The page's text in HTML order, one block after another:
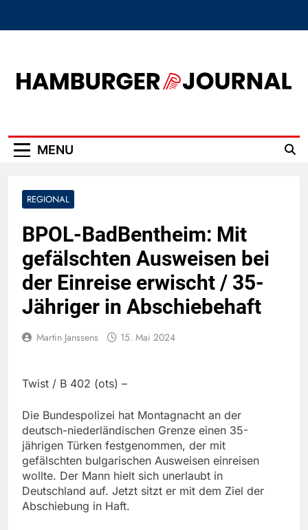
MENU
REGIONAL
BPOL-BadBentheim: Mit
gefälschten Ausweisen bei
der Einreise erwischt / 35-
Jähriger in Abschiebehaft
Martin Janssens 15. Mai 2024
Twist / B 402 (ots) –
Die Bundespolizei hat Montagnacht an der
deutsch-niederländischen Grenze einen 35-
jährigen Türken festgenommen, der mit
gefälschten bulgarischen Ausweisen einreisen
wollte. Der Mann hielt sich unerlaubt in
Deutschland auf. Jetzt sitzt er mit dem Ziel der
Abschiebung in Haft.